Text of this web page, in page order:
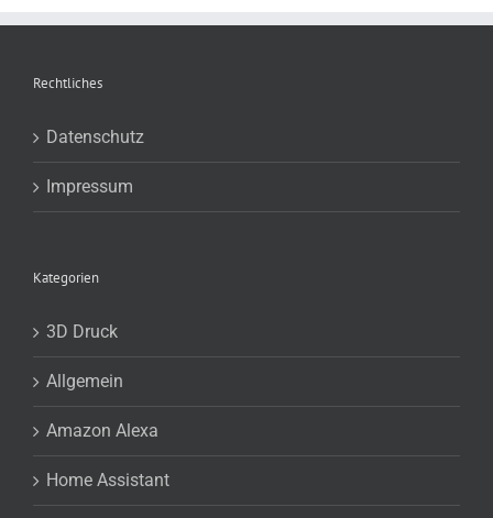
Rechtliches
Datenschutz
Impressum
Kategorien
3D Druck
Allgemein
Amazon Alexa
Home Assistant